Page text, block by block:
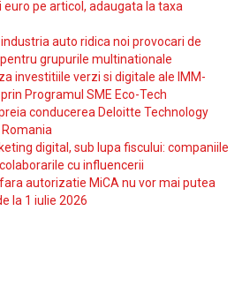
pe articol, adaugata la taxa
auto ridica noi provocari de
grupurile multinationale
investitiile verzi si digitale ale IMM-
Programul SME Eco-Tech
conducerea Deloitte Technology
digital, sub lupa fiscului: companiile
cu influencerii
autorizatie MiCA nu vor mai putea
la 1 iulie 2026